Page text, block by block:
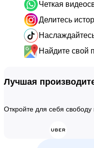
Четкая
Делитесь
Найдите свой
Лучшая
Откройте для себя